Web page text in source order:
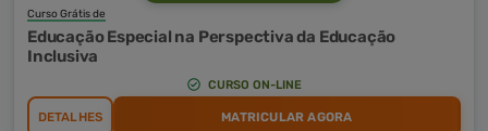
Curso Grátis de
Educação Especial na Perspectiva da Educação
Inclusiva
CURSO ON-LINE
DETALHES MATRICULAR AGORA